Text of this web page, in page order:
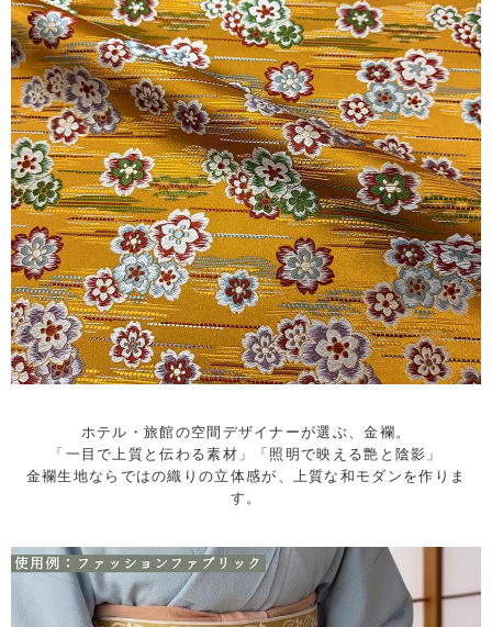
ホテル・旅館の空間デザイナーが選ぶ、金襴。
「一目で上質と伝わる素材」「照明で映える艶と陰影」
金襴生地ならではの織りの立体感が、上質な和モダンを作りま
す。